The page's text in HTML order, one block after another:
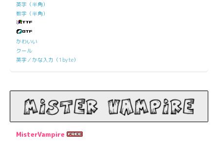
英字（半角）
数字（半角）
かわいい
クール
英字／かな入力（1byte）
MisterVampire